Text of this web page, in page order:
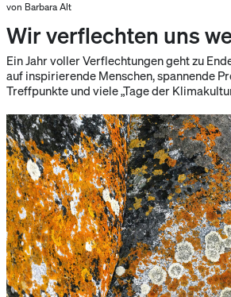
von Barbara Alt
Wir verflechten uns
Ein Jahr voller Verflechtungen geht zu
auf inspirierende Menschen, spannende
Treffpunkte und viele „Tage der